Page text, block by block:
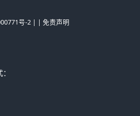
号-2| | 免责声明